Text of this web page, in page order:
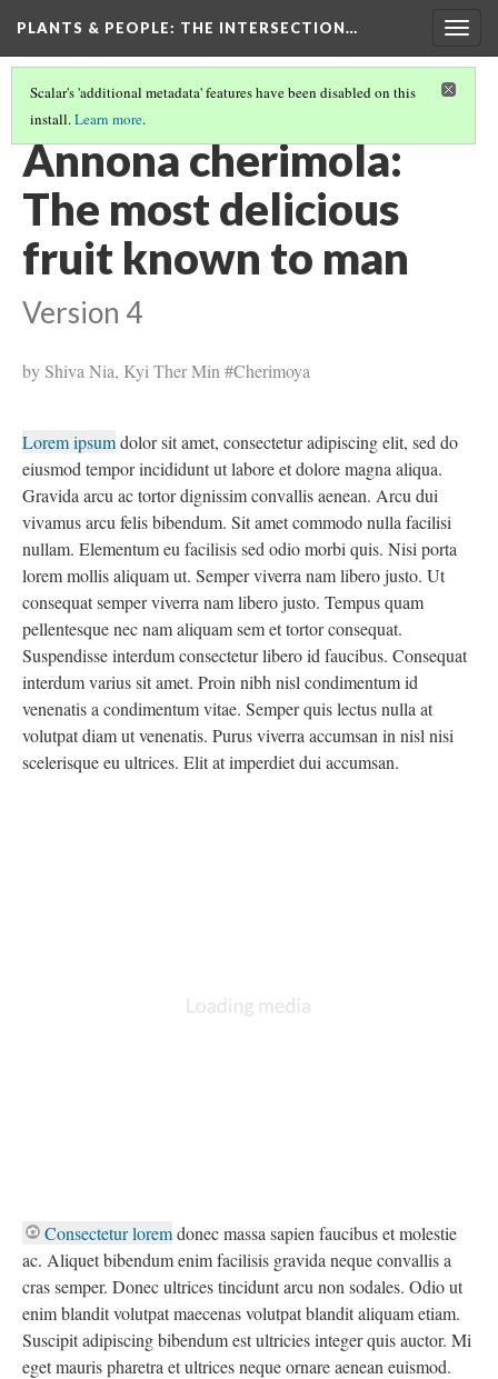
PLANTS & PEOPLE: THE INTERSECTION…
Scalar's 'additional metadata' features have been disabled on this
install.Learn more.
PROJECT PAGES(18/26)
Annona cherimola:
The most delicious
fruit known to man
Version 4
by Shiva Nia, Kyi Ther Min #Cherimoya
Lorem ipsumdolor sit amet, consectetur adipiscing elit, sed do
eiusmod tempor incididunt ut labore et dolore magna aliqua.
Gravida arcu ac tortor dignissim convallis aenean. Arcu dui
vivamus arcu felis bibendum. Sit amet commodo nulla facilisi
nullam. Elementum eu facilisis sed odio morbi quis. Nisi porta
lorem mollis aliquam ut. Semper viverra nam libero justo. Ut
consequat semper viverra nam libero justo. Tempus quam
pellentesque nec nam aliquam sem et tortor consequat.
Suspendisse interdum consectetur libero id faucibus. Consequat
interdum varius sit amet. Proin nibh nisl condimentum id
venenatis a condimentum vitae. Semper quis lectus nulla at
volutpat diam ut venenatis. Purus viverra accumsan in nisl nisi
scelerisque eu ultrices. Elit at imperdiet dui accumsan.
Consectetur loremdonec massa sapien faucibus et molestie
ac. Aliquet bibendum enim facilisis gravida neque convallis a
cras semper. Donec ultrices tincidunt arcu non sodales. Odio ut
enim blandit volutpat maecenas volutpat blandit aliquam etiam.
Suscipit adipiscing bibendum est ultricies integer quis auctor. Mi
eget mauris pharetra et ultrices neque ornare aenean euismod.